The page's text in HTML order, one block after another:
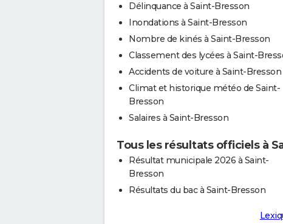
Délinquance à Saint-Bresson
Inondations à Saint-Bresson
Nombre de kinés à Saint-Bresson
Classement des lycées à Saint-
Accidents de voiture à Saint-Bresson
Climat et historique météo de Saint-
Bresson
Salaires à Saint-Bresson
Tous les résultats officiels à
Résultat municipale 2026 à Saint-
Bresson
Résultats du bac à Saint-Bresson